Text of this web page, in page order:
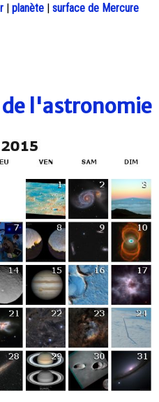
| planète | surface de Mercure
de l'astronomie